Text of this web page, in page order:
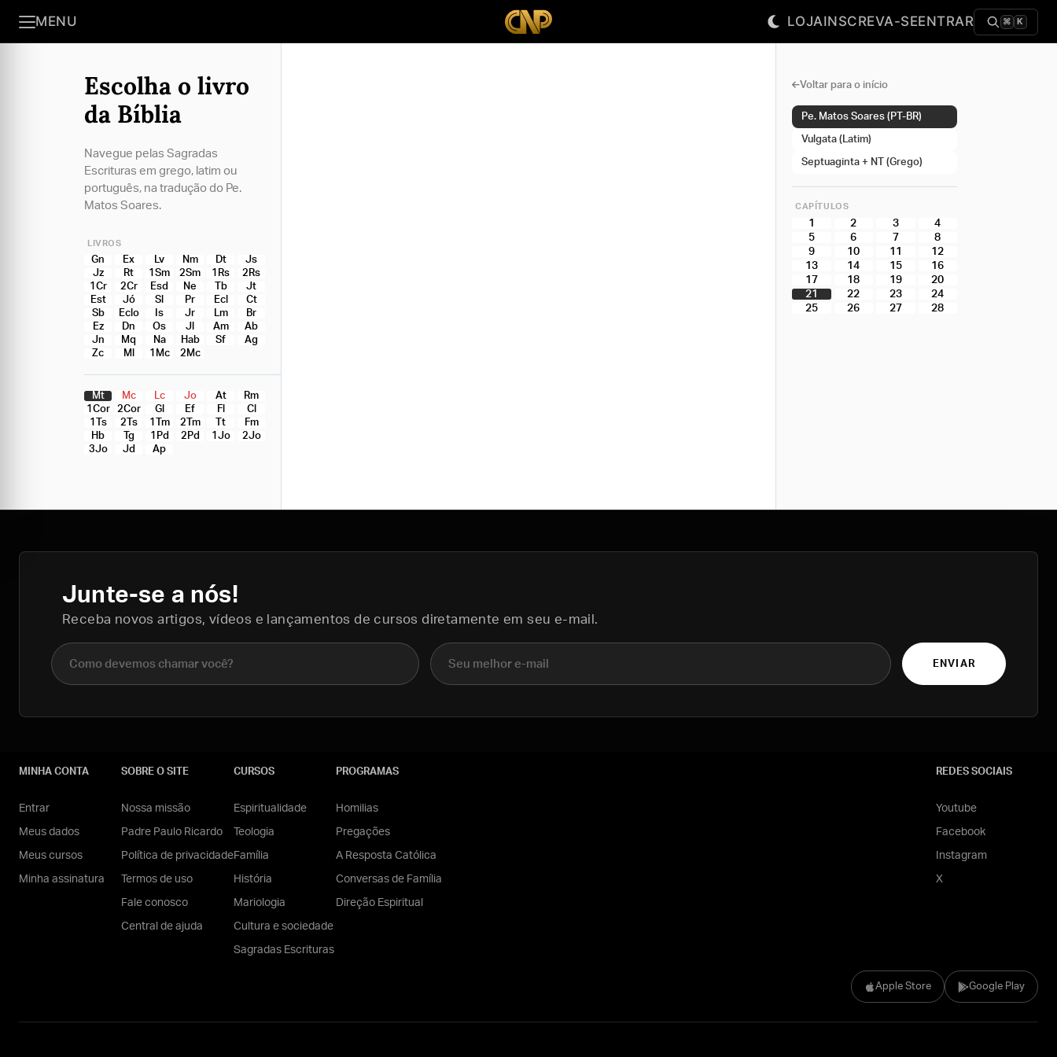
MENU LOJAINSCREVA-SEENTRAR ⌘ K
Escolha o livro
da Bíblia
Navegue pelas Sagradas
Escrituras em grego, latim ou
português, na tradução do Pe.
Matos Soares.
LIVROS
Gn Ex Lv Nm Dt
Js
Jz
Rt 1Sm 2Sm 1Rs
2Rs
1Cr
2Cr Esd Ne Tb
Jt
Est
Jó Sl Pr Ecl
Ct
Sb
Eclo Is Jr Lm
Br
Ez
Dn Os Jl Am
Ab
Jn
Mq Na Hab Sf
Ag
Zc
Ml 1Mc 2Mc
Mt Mc Lc Jo At
Rm
1Cor
2Cor Gl Ef Fl
Cl
1Ts
2Ts 1Tm 2Tm Tt
Fm
Hb
Tg 1Pd 2Pd 1Jo
2Jo
3Jo
Jd Ap
Voltar para o início
Pe. Matos Soares (PT-BR)
Vulgata (Latim)
Septuaginta + NT (Grego)
CAPÍTULOS
1 2 3
4
5
6 7
8
9
10 11
12
13
14 15
16
17
18 19
20
21
22 23
24
25
26 27 28
Junte-se a nós!
Receba novos artigos, vídeos e lançamentos de cursos diretamente em seu e-mail.
Nome completo E-mail
ENVIAR
Apple Store Google Play
MINHA CONTA
Entrar
Meus dados
Meus cursos
Minha assinatura
SOBRE O SITE
Nossa missão
Padre Paulo Ricardo
Política de privacidade
Termos de uso
Fale conosco
Central de ajuda
CURSOS
Espiritualidade
Teologia
Família
História
Mariologia
Cultura e sociedade
Sagradas Escrituras
PROGRAMAS
Homilias
Pregações
A Resposta Católica
Conversas de Família
Direção Espiritual
REDES SOCIAIS
Youtube
Facebook
Instagram
X